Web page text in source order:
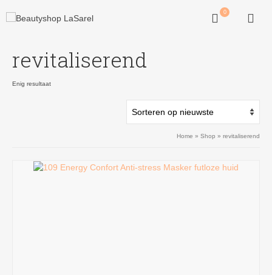
0
revitaliserend
Enig resultaat
Home » Shop » revitaliserend